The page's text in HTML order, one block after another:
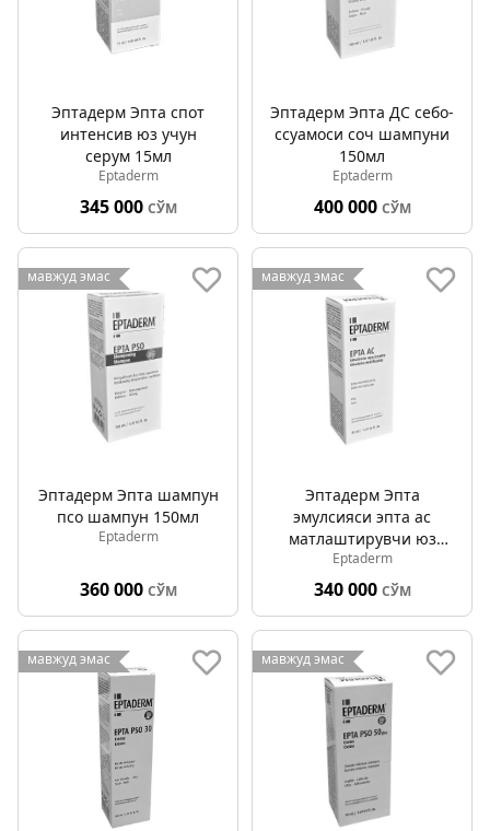
Эптадерм Эпта спот
интенсив юз учун
серум 15мл
Eptaderm
345 000 СЎМ
Эптадерм Эпта ДС себо-
сcуамоси соч шампуни
150мл
Eptaderm
400 000 СЎМ
мавжуд эмас
Эптадерм Эпта шампун
псо шампун 150мл
Eptaderm
360 000 СЎМ
мавжуд эмас
Эптадерм Эпта
эмулсияси эпта аc
матлаштирувчи юз
учун 50мл
Eptaderm
340 000 СЎМ
мавжуд эмас мавжуд эмас